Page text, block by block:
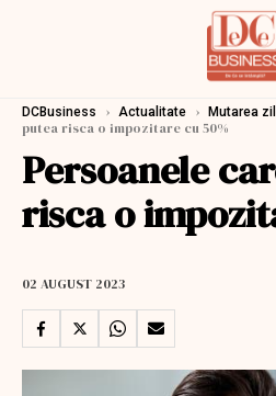
DCBusiness › Actualitate › Mutarea
putea risca o impozitare cu 50%
Persoanele
risca o
02 AUGUST 2023